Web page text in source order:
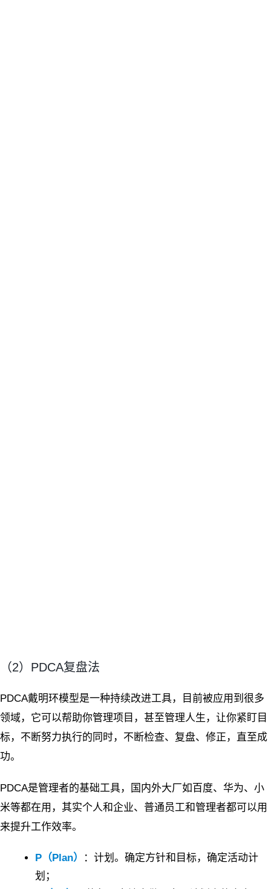
（2）PDCA复盘法
PDCA戴明环模型是一种持续改进工具，目前被应用到很多
领域，它可以帮助你管理项目，甚至管理人生，让你紧盯目
标，不断努力执行的同时，不断检查、复盘、修正，直至成
功。
PDCA是管理者的基础工具，国内外大厂如百度、华为、小
米等都在用，其实个人和企业、普通员工和管理者都可以用
来提升工作效率。
P（Plan）
：计划。确定方针和目标，确定活动计
划；